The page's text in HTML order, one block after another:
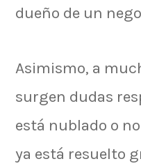
dueño de un
Asimismo, a
surgen dudas
está nublado o
ya está resuelto